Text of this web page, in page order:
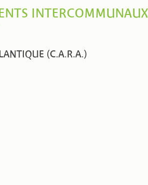
INTERCOMMUNAUX
(C.A.R.A.)